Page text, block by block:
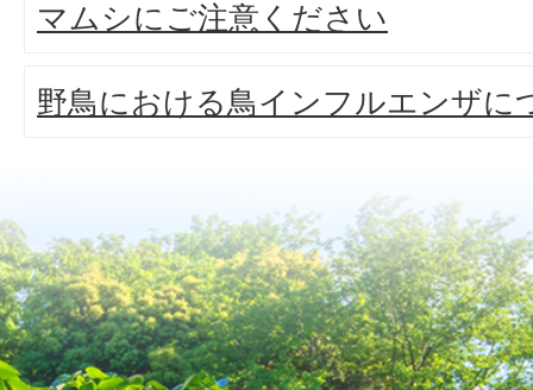
マムシにご注意ください
野鳥における鳥インフルエンザに